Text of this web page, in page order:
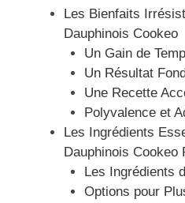
Les Bienfaits
Dauphinois Cookeo
Un Gain de
Un Résultat
Une Recette
Polyvalence et
Les Ingrédients
Dauphinois Cookeo
Les Ingrédients
Options pour